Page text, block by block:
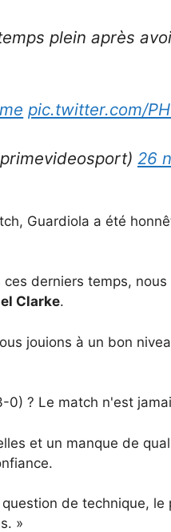
plein après
pic.twitter.com/
26
Guardiola a été
derniers temps,
Clarke.
jouions à un bon
? Le match n'est
et un manque de
de technique,
»